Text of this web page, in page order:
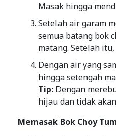
Masak hingga
Setelah air garam
semua batang bok
matang. Setelah
Dengan air yang
hingga setengah
Tip: Dengan
hijau dan tidak
Memasak Bok Choy